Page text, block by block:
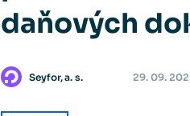
daňových
Seyfor, a. s. 29. 09.